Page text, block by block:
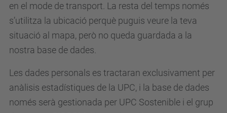
en el mode de transport. La resta del temps només
s’utilitza la ubicació perquè puguis veure la teva
situació al mapa, però no queda guardada a la
nostra base de dades.
Les dades personals es tractaran exclusivament per
anàlisis estadístiques de la UPC, i la base de dades
només serà gestionada per UPC Sostenible i el grup